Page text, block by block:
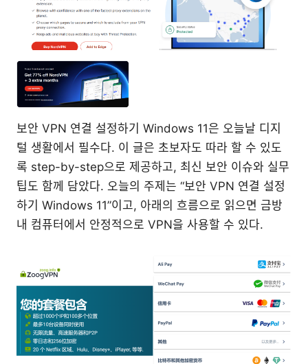
보안 VPN 연결 설정하기 Windows 11은 오늘날 디지
털 생활에서 필수다. 이 글은 초보자도 따라 할 수 있도
록 step-by-step으로 제공하고, 최신 보안 이슈와 실무
팁도 함께 담았다. 오늘의 주제는 “보안 VPN 연결 설정
하기 Windows 11”이고, 아래의 흐름으로 읽으면 금방
내 컴퓨터에서 안정적으로 VPN을 사용할 수 있다.